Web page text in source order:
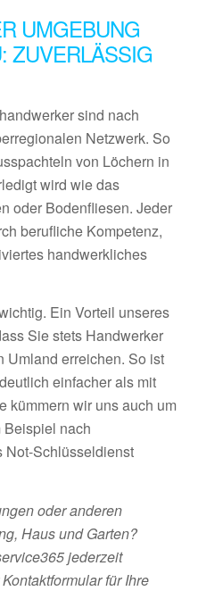
UMGEBUNG
ZUVERLÄSSIG
sind nach
Netzwerk. So
von Löchern in
wird wie das
oder Bodenfliesen. Jeder
berufliche Kompetenz,
handwerkliches
Ein Vorteil unseres
Sie stets Handwerker
Umland erreichen. So ist
einfacher als mit
kümmern wir uns auch um
nach
Not-Schlüsseldienst
oder anderen
Haus und Garten?
jederzeit
für Ihre